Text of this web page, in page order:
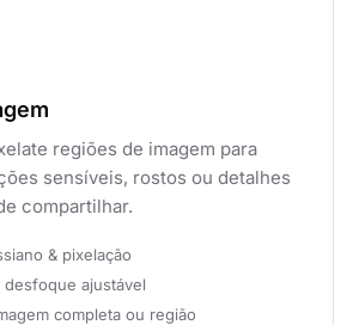
regiões de imagem para
sensíveis, rostos ou detalhes
compartilhar.
& pixelação
ajustável
completa ou região